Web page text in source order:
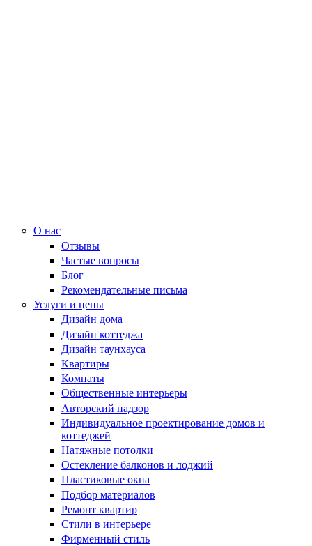
О нас
Отзывы
Частые вопросы
Блог
Рекомендательные письма
Услуги и цены
Дизайн дома
Дизайн коттеджа
Дизайн таунхауса
Квартиры
Комнаты
Общественные интерьеры
Авторский надзор
Индивидуальное проектирование домов и
коттеджей
Натяжные потолки
Остекление балконов и лоджий
Пластиковые окна
Подбор материалов
Ремонт квартир
Стили в интерьере
Фирменный стиль